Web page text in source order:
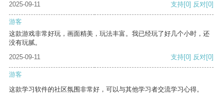
2025-09-11
支持[0] 反对[0]
游客
这款游戏非常好玩，画面精美，玩法丰富。我已经玩了好几个小时，还
没有玩腻。
2025-09-11
支持[0] 反对[0]
游客
这款学习软件的社区氛围非常好，可以与其他学习者交流学习心得。